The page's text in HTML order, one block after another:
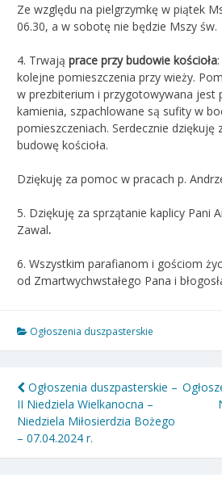
Ze względu na pielgrzymkę w piątek
06.30, a w sobotę nie będzie Mszy św.
4. Trwają prace przy budowie kościoła
kolejne pomieszczenia przy wieży.
w prezbiterium i przygotowywana jest
kamienia, szpachlowane są sufity w
pomieszczeniach. Serdecznie dziękuję
budowę kościoła.
Dziękuję za pomoc w pracach p.
5. Dziękuję za sprzątanie kaplicy Pani
Zawal.
6. Wszystkim parafianom i gościom
od Zmartwychwstałego Pana i
Ogłoszenia duszpasterskie
Nawigacja
wpisu
Ogłoszenia duszpasterskie –
II Niedziela Wielkanocna –
Niedziela Miłosierdzia Bożego
– 07.04.2024 r.